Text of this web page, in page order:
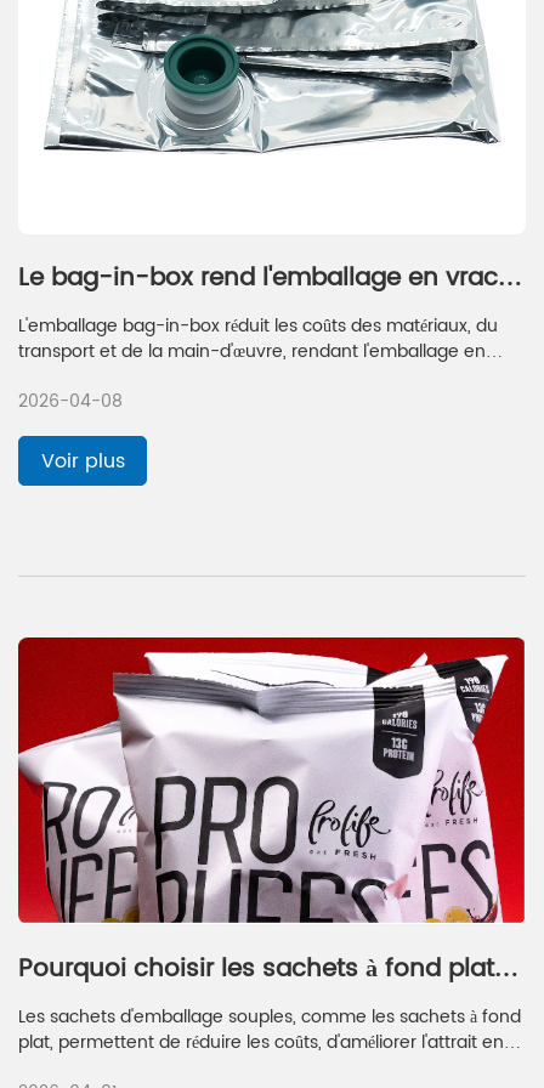
Le bag-in-box rend l'emballage en vrac
moins cher et plus facile.
L'emballage bag-in-box réduit les coûts des matériaux, du
transport et de la main-d'œuvre, rendant l'emballage en
pour votre entreprise.
2026-04-08
Voir plus
Pourquoi choisir les sachets à fond plat
pour l'emballage flexible en 2026 ?
Les sachets d'emballage souples, comme les sachets à fond
plat, permettent de réduire les coûts, d'améliorer l'attrait en